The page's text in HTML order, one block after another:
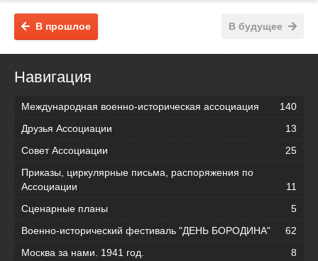
В будущее
В прошлое
Навигация
Международная военно-историческая ассоциация
140
Друзья Ассоциации
13
Совет Ассоциации
25
Приказы, циркулярные письма, распоряжения по
Ассоциации
11
Сценарные планы
5
Военно-исторический фестиваль "ДЕНЬ БОРОДИНА"
62
Москва за нами. 1941 год.
8